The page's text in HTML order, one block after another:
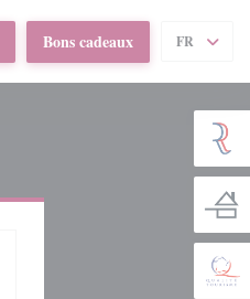
Bons cadeaux FR